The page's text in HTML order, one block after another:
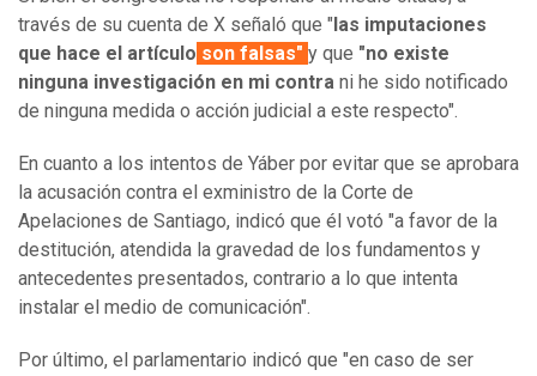
través de su cuenta de X señaló que " las imputaciones
que hace el artículo son falsas" y que "no existe
ninguna investigación en mi contra ni he sido notificado
de ninguna medida o acción judicial a este respecto".
En cuanto a los intentos de Yáber por evitar que se aprobara
la acusación contra el exministro de la Corte de
Apelaciones de Santiago, indicó que él votó "a favor de la
destitución, atendida la gravedad de los fundamentos y
antecedentes presentados, contrario a lo que intenta
instalar el medio de comunicación".
Por último, el parlamentario indicó que "en caso de ser